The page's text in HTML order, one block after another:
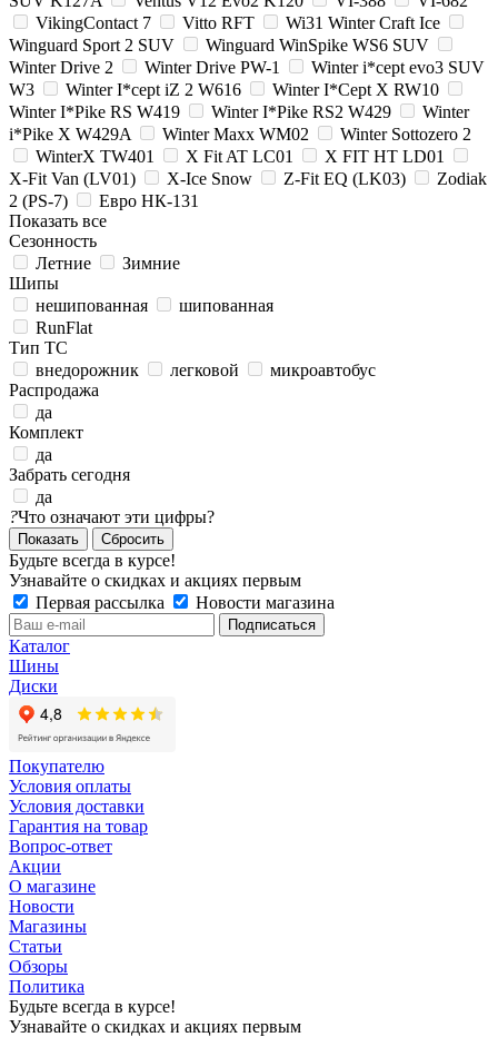
VikingContact 7
Vitto RFT
Wi31 Winter Craft Ice
Winguard Sport 2 SUV
Winguard WinSpike WS6 SUV
Winter Drive 2
Winter Drive PW-1
Winter i*cept evo3 SUV
W3
Winter I*cept iZ 2 W616
Winter I*Cept X RW10
Winter I*Pike RS W419
Winter I*Pike RS2 W429
Winter
i*Pike X W429A
Winter Maxx WM02
Winter Sottozero 2
WinterX TW401
X Fit AT LC01
X FIT HT LD01
X-Fit Van (LV01)
X-Ice Snow Z-Fit EQ (LK03)
Zodiak
2 (PS-7)
Евро НК-131
Показать все
Сезонность
Летние
Зимние
Шипы
нешипованная
шипованная
RunFlat
Тип ТС
внедорожник
легковой
микроавтобус
Распродажа
да
Комплект
да
Забрать сегодня
да
?Что означают эти цифры?
Сбросить
Будьте всегда в курсе!
Узнавайте о скидках и акциях первым
Первая рассылка
Новости магазина
Каталог
Шины
Диски
Покупателю
Условия оплаты
Условия доставки
Гарантия на товар
Вопрос-ответ
Акции
О магазине
Новости
Магазины
Статьи
Обзоры
Политика
Будьте всегда в курсе!
Узнавайте о скидках и акциях первым